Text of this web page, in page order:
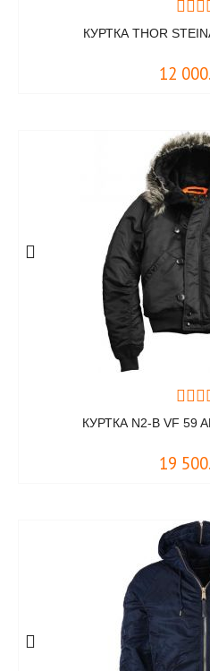
КУРТКА THOR
12
КУРТКА N2-B VF 59
19